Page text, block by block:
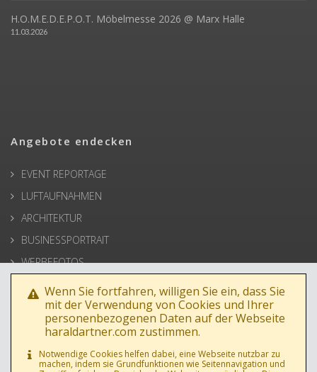
H.O.M.E.D.E.P.O.T. Möbelmesse 2026 @ Marx Halle
11.03.2026
Angebote endecken
EVENT REPORTAGE
LUFTAUFNAHMEN
ARCHITEKTUR
BUSINESSPORTRAIT
WERBEFOTOS
HOCHZEIT
PRESSE
Wenn Sie fortfahren, willigen Sie ein, dass Sie
mit der Verwendung von Cookies und Ihrer
personenbezogenen Daten auf der Webseite
haraldartner.com zustimmen.
Notwendige Cookies helfen dabei, eine Webseite nutzbar zu
machen, indem sie Grundfunktionen wie Seitennavigation und